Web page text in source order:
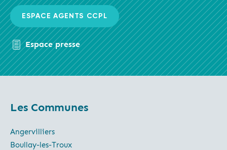
ESPACE AGENTS CCPL
Espace presse
Les Communes
Angervilliers
Boullay-les-Troux